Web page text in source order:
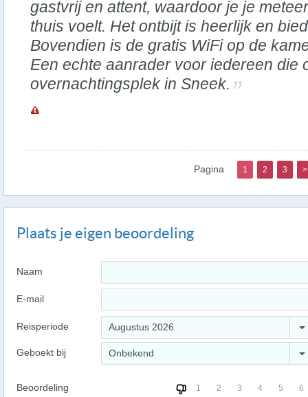
gastvrij en attent, waardoor je je
thuis voelt. Het ontbijt is heerlijk en
Bovendien is de gratis WiFi op de
Een echte aanrader voor iedereen die
overnachtingsplek in Sneek.
Pagina 1 2 3 >
Plaats je eigen beoordeling
Naam
E-mail
Reisperiode Augustus 2026
Geboekt bij Onbekend
Beoordeling 1 2 3 4 5 6